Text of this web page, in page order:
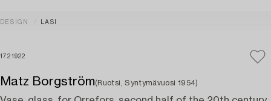
DESIGN LASI
1721922
Matz Borgström(Ruotsi, Syntymävuosi 1954)